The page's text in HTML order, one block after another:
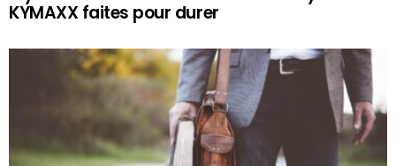
KYMAXX faites pour durer